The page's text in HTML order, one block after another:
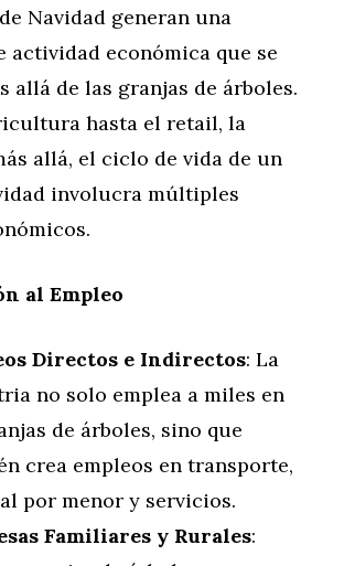
Navidad generan una
actividad económica que se
allá de las granjas de árboles.
hasta el retail, la
allá, el ciclo de vida de un
involucra múltiples
al Empleo
Directos e Indirectos: La
no solo emplea a miles en
de árboles, sino que
crea empleos en transporte,
por menor y servicios.
Familiares y Rurales: